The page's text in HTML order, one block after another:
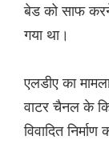
बेड को साफ करने
गया था।
एलडीए का
वाटर चैनल के
विवादित